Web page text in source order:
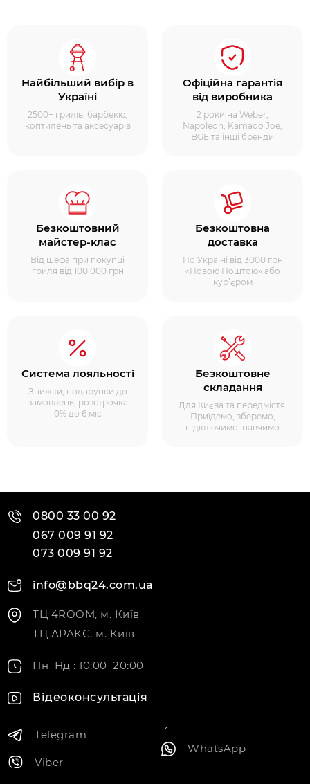
Найбільший вибір в
Україні
2500+ грилів, барбекю,
коптилень та аксесуарів
Офіційна гарантія
від виробника
2 роки на Weber,
Napoleon, Kamado Joe,
BGE та інші бренди
Безкоштовний
майстер-клас
Від шефа при покупці
гриля від 100 000 грн
Безкоштовна
доставка
По Україні від 3000 грн
«Новою Поштою» або
кур’єром
Система лояльності
Знижки, подарунки до
замовлень, розстрочка
0% до 6 міс
Безкоштовне
складання
Для Києва та передмістя.
Приїдемо, зберемо,
підключимо, навчимо
0800 33 00 92
067 009 91 92
073 009 91 92
info@bbq24.com.ua
ТЦ 4ROOM, м. Київ
ТЦ АРАКС, м. Київ
Пн–Нд : 10:00–20:00
Відеоконсультація
Telegram
Viber
WhatsApp